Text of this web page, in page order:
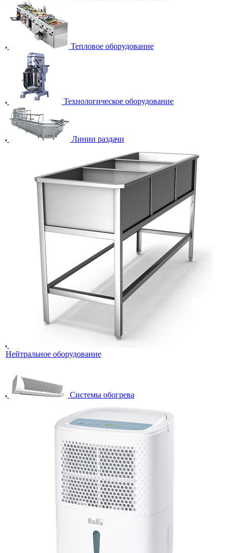
Тепловое оборудование
Технологическое оборудование
Линии раздачи
Нейтральное оборудование
Системы обогрева